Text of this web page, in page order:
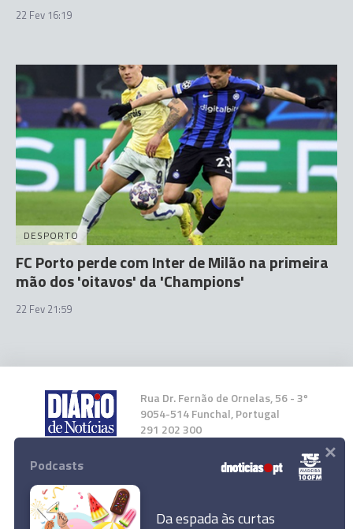
22 Fev 16:19
DESPORTO
FC Porto perde com Inter de Milão na primeira
mão dos 'oitavos' da 'Champions'
22 Fev 21:59
Rua Dr. Fernão de Ornelas, 56 - 3º
9054-514 Funchal, Portugal
291 202 300
Instale a nossa App
Podcasts
Da espada às curtas
×